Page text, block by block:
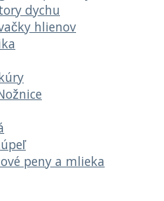
dychu
hlienov
peny a mlieka